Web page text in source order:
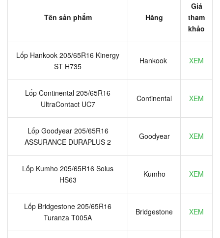
Tên sản phẩm Hãng
Giá
tham
khảo
Lốp Hankook 205/65R16 Kinergy
ST H735
Hankook XEM
Lốp Continental 205/65R16
UltraContact UC7
Continental XEM
Lốp Goodyear 205/65R16
ASSURANCE DURAPLUS 2
Goodyear XEM
Lốp Kumho 205/65R16 Solus
HS63
Kumho XEM
Lốp Bridgestone 205/65R16
Turanza T005A
Bridgestone XEM